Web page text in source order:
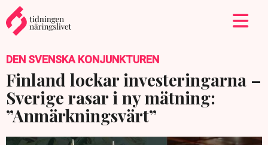
DEN SVENSKA KONJUNKTUREN
Finland lockar investeringarna –
Sverige rasar i ny mätning:
”Anmärkningsvärt”